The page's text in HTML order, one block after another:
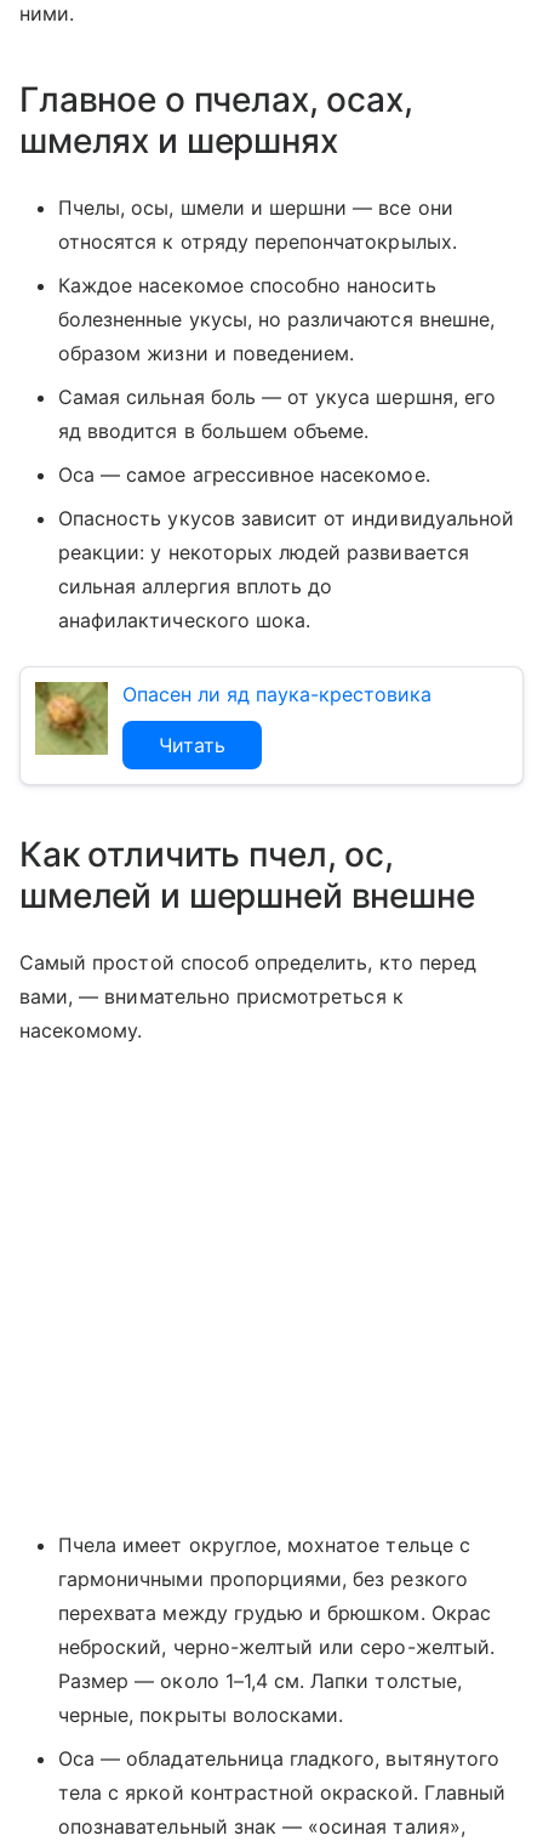
ними.
Главное о пчелах, осах,
шмелях и шершнях
Пчелы, осы, шмели и шершни — все они
относятся к отряду перепончатокрылых.
Каждое насекомое способно наносить
болезненные укусы, но различаются внешне,
образом жизни и поведением.
Самая сильная боль — от укуса шершня, его
яд вводится в большем объеме.
Оса — самое агрессивное насекомое.
Опасность укусов зависит от индивидуальной
реакции: у некоторых людей развивается
сильная аллергия вплоть до
анафилактического шока.
Опасен ли яд паука-крестовика
Читать
Как отличить пчел, ос,
шмелей и шершней внешне
Самый простой способ определить, кто перед
вами, — внимательно присмотреться к
насекомому.
Пчела имеет округлое, мохнатое тельце с
гармоничными пропорциями, без резкого
перехвата между грудью и брюшком. Окрас
неброский, черно-желтый или серо-желтый.
Размер — около 1–1,4 см. Лапки толстые,
черные, покрыты волосками.
Оса — обладательница гладкого, вытянутого
тела с яркой контрастной окраской. Главный
опознавательный знак — «осиная талия»,